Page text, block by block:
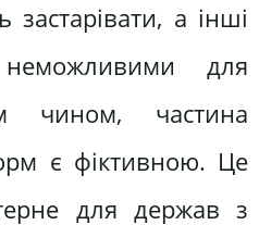
а інші
для
чином, частина
є фіктивною. Це
для держав з